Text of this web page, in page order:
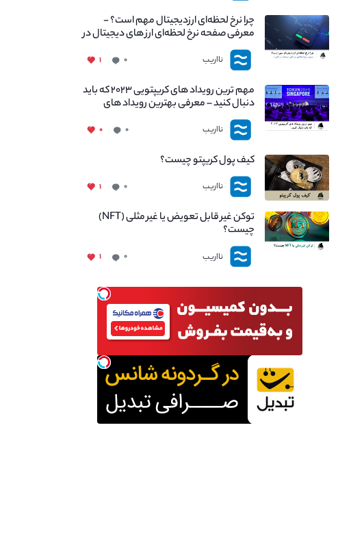
چرا نرخ لحظه‌ای ارزدیجیتال مهم است؟ -
معرفی صفحه نرخ لحظه‌ای ارز های دیجیتال در
نااریب
نااریب ۰ ۱
مهم ترین رویداد های کریپتویی ۲۰۲۳ که باید
دنبال کنید – معرفی بهترین رویداد های
جهانی
نااریب ۰ ۰
کیف پول کریپتو چیست؟
نااریب ۰ ۱
توکن غیر قابل تعویض یا غیر مثلی (NFT)
چیست؟
نااریب ۰ ۱